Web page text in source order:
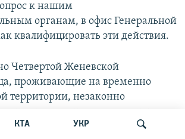
КТА УКР
к нашим
органам, в офис Генеральной
квалифицировать эти действия.
Четвертой Женевской
проживающие на временно
территории, незаконно
но, что немаловажно, до